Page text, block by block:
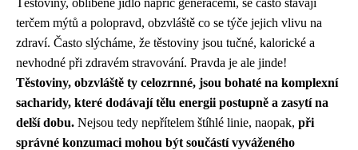
Těstoviny, oblíbené jídlo napříč generacemi, se často stávají
terčem mýtů a polopravd, obzvláště co se týče jejich vlivu na
zdraví. Často slýcháme, že těstoviny jsou tučné, kalorické a
nevhodné při zdravém stravování. Pravda je ale jinde!
Těstoviny, obzvláště ty celozrnné, jsou bohaté na komplexní
sacharidy, které dodávají tělu energii postupně a zasytí na
delší dobu. Nejsou tedy nepřítelem štíhlé linie, naopak, při
správné konzumaci mohou být součástí vyváženého